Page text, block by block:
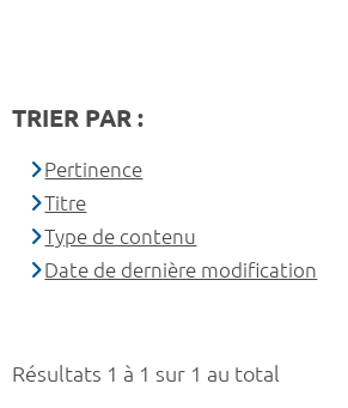
Résultats 1 à 1 sur 1 au total
TRIER PAR :
Pertinence
Titre
Type de contenu
Date de dernière modification